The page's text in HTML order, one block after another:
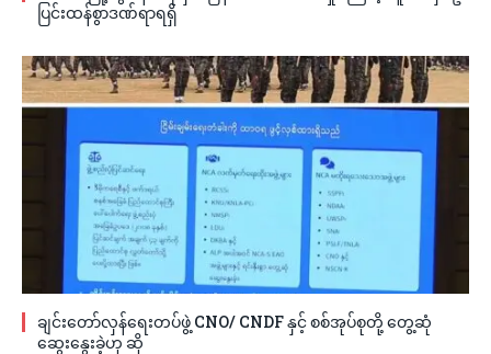
ပြင်းထန်စွာဒဏ်ရာရရှိ
ချင်းတော်လှန်ရေးတပ်ဖွဲ့ CNO/ CNDF နှင့် စစ်အုပ်စုတို့ တွေ့ဆုံ
ဆွေးနွေးခဲ့ဟု ဆို